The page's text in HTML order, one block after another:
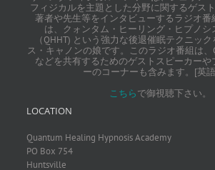
フィジカルを主題とした分野に関するゲス
著者や先生等をインタビューするラジオ番
は、クォンタム・ヒーリング・ヒプノシ
（QHHT) という強力な後退催眠テクニッ
ス・キャノンの娘です。このラジオ番組は
などを共有するためのゲストスピーカーや
ーのコーナーも含みます。[英
こちらで御視聴下さい。
LOCATION
Quantum Healing Hypnosis Academy
PO Box 754
Huntsville